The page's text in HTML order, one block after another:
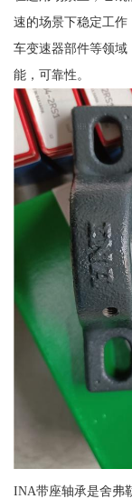
速的场景下稳定工
车变速器部件等领
能，可靠性。
INA带座轴承是舍弗